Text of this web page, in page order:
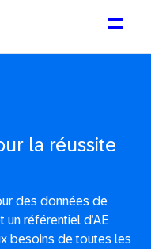
la réussite
des données de
référentiel d’AE
besoins de toutes les